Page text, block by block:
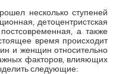
несколько ступеней
детоцентристская
а также
время происходит
и женщин относительно
факторов, влияющих
следующие: